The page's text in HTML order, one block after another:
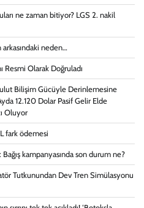
ne zaman bitiyor? LGS 2. nakil
arkasındaki neden…
Resmi Olarak Doğruladı
Bilişim Gücüyle Derinlemesine
12.120 Dolar Pasif Gelir Elde
Oluyor
fark ödemesi
kampanyasında son durum ne?
Tutkunundan Dev Tren Simülasyonu